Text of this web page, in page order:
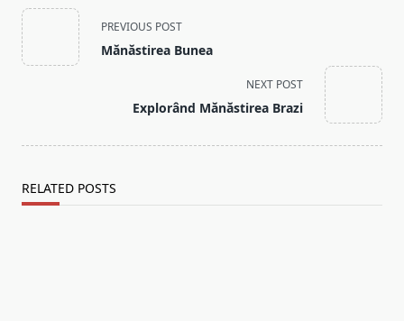
<span
class="nav-
subtitle
PREVIOUS POST
Mănăstirea Bunea
NEXT POST
Explorând Mănăstirea Brazi
RELATED POSTS